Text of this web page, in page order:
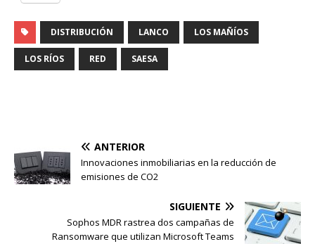
DISTRIBUCIÓN LANCO LOS MAÑÍOS
LOS RÍOS RED SAESA
ANTERIOR
Innovaciones inmobiliarias en la reducción de
emisiones de CO2
SIGUIENTE
Sophos MDR rastrea dos campañas de
Ransomware que utilizan Microsoft Teams